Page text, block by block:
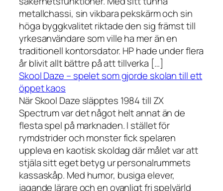
metallchassi, sin vikbara pekskärm och sin
höga byggkvalitet riktade den sig främst till
yrkesanvändare som ville ha mer än en
traditionell kontorsdator. HP hade under flera
år blivit allt bättre på att tillverka […]
Skool Daze – spelet som gjorde skolan till ett
öppet kaos
När Skool Daze släpptes 1984 till ZX
Spectrum var det något helt annat än de
flesta spel på marknaden. I stället för
rymdstrider och monster fick spelaren
uppleva en kaotisk skoldag där målet var att
stjäla sitt eget betyg ur personalrummets
kassaskåp. Med humor, busiga elever,
jagande lärare och en ovanligt fri spelvärld